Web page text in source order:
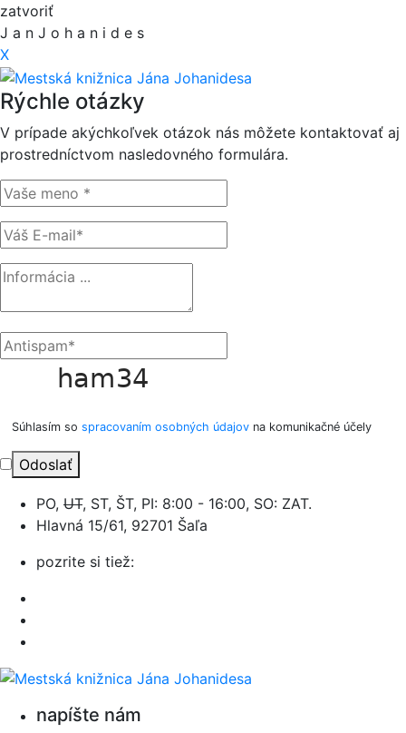
zatvoriť
J a n J o h a n i d e s
X
Rýchle otázky
V prípade akýchkoľvek otázok nás môžete kontaktovať aj
prostredníctvom nasledovného formulára.
Súhlasím so spracovaním osobných údajov na komunikačné účely
Odoslať
PO, UT, ST, ŠT, PI: 8:00 - 16:00, SO: ZAT.
Hlavná 15/61, 92701 Šaľa
pozrite si tiež:
napíšte nám